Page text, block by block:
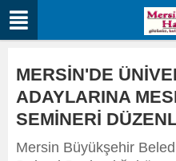
MERSİN'DE
ADAYLARINA
SEMİNERİ
Mersin Büyükşehir